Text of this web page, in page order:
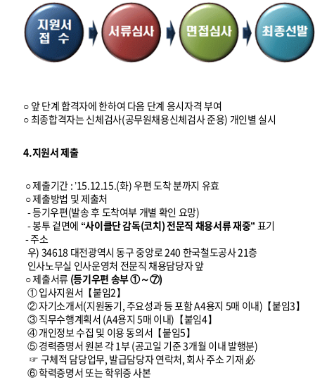
○ 앞 단계 합격자에 한하여 다음 단계 응시자격 부여
○ 최종합격자는 신체검사(공무원채용신체검사 준용) 개인별 실시
4.지원서 제출
○ 제출기간 : ’15.12.15.(화) 우편 도착 분까지 유효
○ 제출방법 및 제출처
- 등기우편(발송 후 도착여부 개별 확인 요망)
- 봉투 겉면에 “사이클단 감독(코치) 전문직 채용서류 재중” 표기
- 주소
우) 34618 대전광역시 동구 중앙로 240 한국철도공사 21층
인사노무실 인사운영처 전문직 채용담당자 앞
○ 제출서류 (등기우편 송부 ①～⑦)
① 입사지원서【붙임2】
② 자기소개서(지원동기, 주요성과 등 포함 A4용지 5매 이내)【붙임3】
③ 직무수행계획서 (A4용지 5매 이내)【붙임4】
④ 개인정보 수집 및 이용 동의서【붙임5】
⑤ 경력증명서 원본 각 1부 (공고일 기준 3개월 이내 발행분)
☞ 구체적 담당업무, 발급담당자 연락처, 회사 주소 기재 必
⑥ 학력증명서 또는 학위증 사본